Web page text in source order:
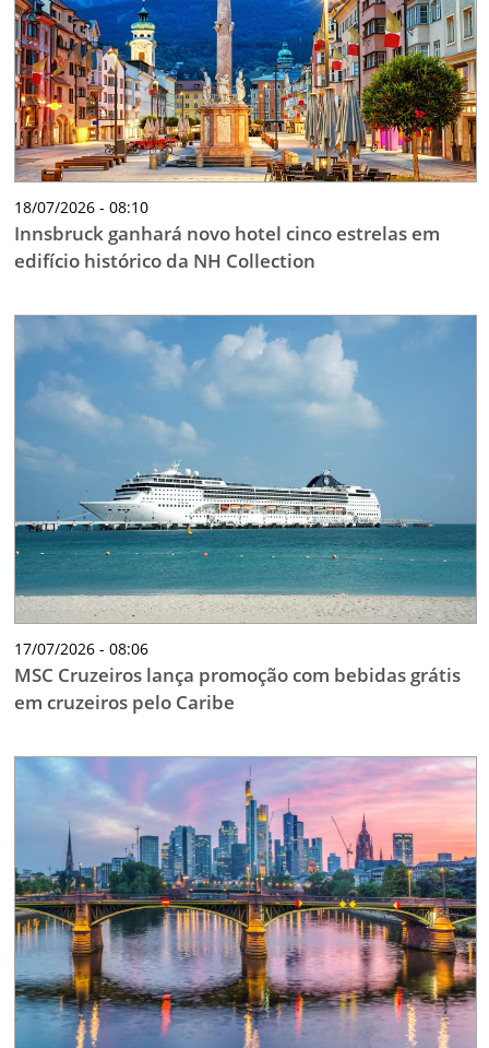
18/07/2026 - 08:10
Innsbruck ganhará novo hotel cinco estrelas em
edifício histórico da NH Collection
17/07/2026 - 08:06
MSC Cruzeiros lança promoção com bebidas grátis
em cruzeiros pelo Caribe